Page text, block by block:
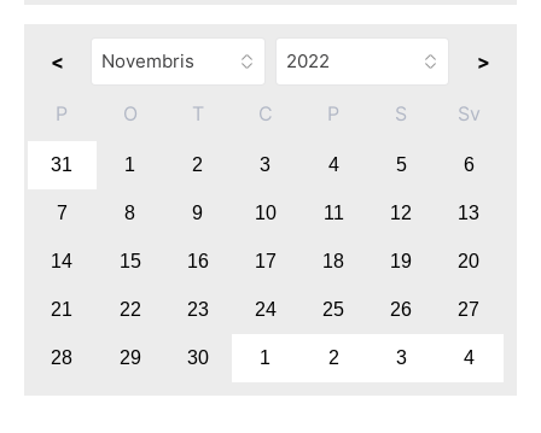
< >
P O T C P S Sv
31 1 2 3 4 5 6
7 8 9 10 11 12 13
14 15 16 17 18 19 20
21 22 23 24 25 26 27
28 29 30 1 2 3 4